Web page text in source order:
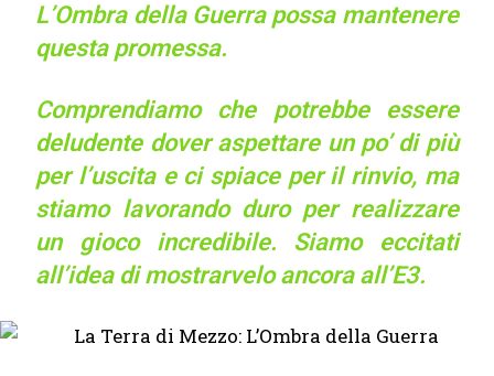
L’Ombra della Guerra possa mantenere
questa promessa.
Comprendiamo che potrebbe essere
deludente dover aspettare un po’ di più
per l’uscita e ci spiace per il rinvio, ma
stiamo lavorando duro per realizzare
un gioco incredibile. Siamo eccitati
all’idea di mostrarvelo ancora all’E3.